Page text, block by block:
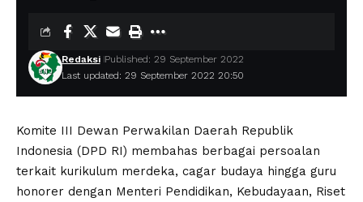
Last updated: 29 September 2022 20:50
Redaksi Published: 29 September 2022
Komite III Dewan Perwakilan Daerah Republik
Indonesia (DPD RI) membahas berbagai persoalan
terkait kurikulum merdeka, cagar budaya hingga guru
honorer dengan Menteri Pendidikan, Kebudayaan, Riset